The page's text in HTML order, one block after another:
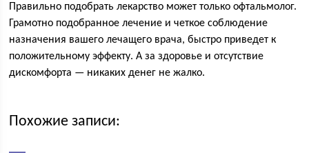
Правильно подобрать лекарство может только офтальмолог.
Грамотно подобранное лечение и четкое соблюдение
назначения вашего лечащего врача, быстро приведет к
положительному эффекту. А за здоровье и отсутствие
дискомфорта — никаких денег не жалко.
Похожие записи: